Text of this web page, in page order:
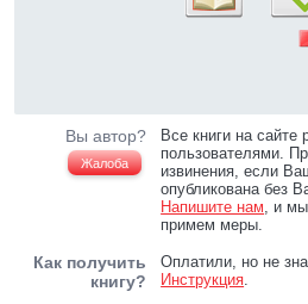
Вы автор?
Жалоба
Все книги на сайте
пользователями.
извинения, если
опубликована без
Напишите нам, и
примем меры.
Как получить
книгу?
Оплатили, но не
Инструкция.